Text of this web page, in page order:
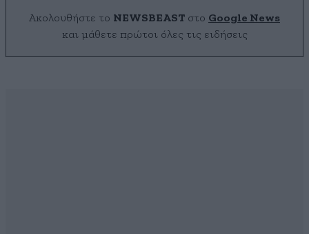
Ακολουθήστε το NEWSBEAST στο Google News
και μάθετε πρώτοι όλες τις ειδήσεις